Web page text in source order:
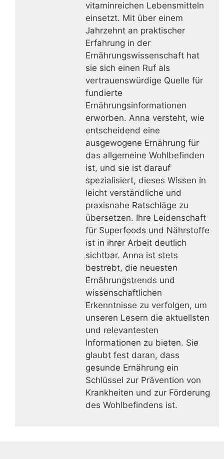
vitaminreichen Lebensmitteln
einsetzt. Mit über einem
Jahrzehnt an praktischer
Erfahrung in der
Ernährungswissenschaft hat
sie sich einen Ruf als
vertrauenswürdige Quelle für
fundierte
Ernährungsinformationen
erworben. Anna versteht, wie
entscheidend eine
ausgewogene Ernährung für
das allgemeine Wohlbefinden
ist, und sie ist darauf
spezialisiert, dieses Wissen in
leicht verständliche und
praxisnahe Ratschläge zu
übersetzen. Ihre Leidenschaft
für Superfoods und Nährstoffe
ist in ihrer Arbeit deutlich
sichtbar. Anna ist stets
bestrebt, die neuesten
Ernährungstrends und
wissenschaftlichen
Erkenntnisse zu verfolgen, um
unseren Lesern die aktuellsten
und relevantesten
Informationen zu bieten. Sie
glaubt fest daran, dass
gesunde Ernährung ein
Schlüssel zur Prävention von
Krankheiten und zur Förderung
des Wohlbefindens ist.